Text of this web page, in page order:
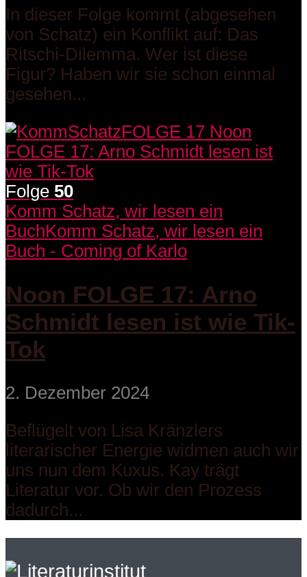
In dieser Folge kommt (abgesehen
von Schatz) ein Konflikt auf: Das
Ritschi-Dilemma. Wer ist diese
Figur? Haben wir sie schon einmal
gesehen...
Folge 50
Komm Schatz, wir lesen ein
BuchKomm Schatz, wir lesen ein
Buch - Coming of Karlo
Noon FOLGE 17: Arno
Schmidt lesen ist wie Tik-
Tok
2. Dezember 2024
Beflügelt von Lisa Kränzlers
literarischer Energie widmen auch wir
uns nun dem Kuxus. Kay trägt
Literatur vor. Ob wir den Prozess
dadurch...